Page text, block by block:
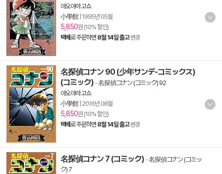
아오야마 고쇼
小學館| 1995년 05월
5,850원 (10% 할인)
택배로 주문하면 8월 14일 출고 변경
名探偵コナン 90 (少年サンデ-コミックス)
(コミック) -名探偵コナン (コミック) 92
아오야마 고쇼
小學館| 2016년 08월
5,850원 (10% 할인)
택배로 주문하면 8월 14일 출고 변경
名探偵コナン 7 (コミック) -名探偵コナン (コミッ
ク) 7